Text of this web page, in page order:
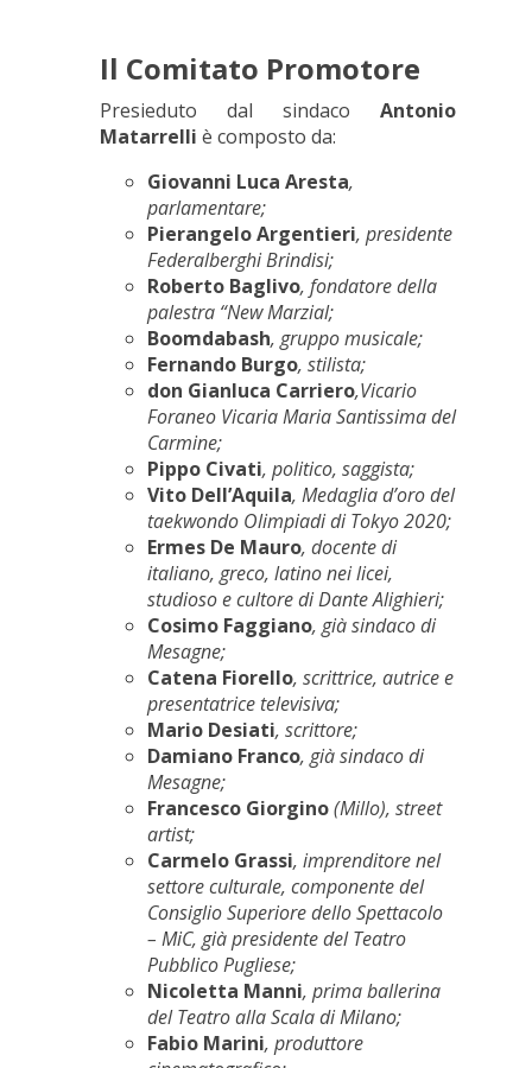
Il Comitato Promotore
Presieduto dal sindaco Antonio
Matarrelli è composto da:
Giovanni Luca Aresta,
parlamentare;
Pierangelo Argentieri, presidente
Federalberghi Brindisi;
Roberto Baglivo, fondatore della
palestra “New Marzial;
Boomdabash, gruppo musicale;
Fernando Burgo, stilista;
don Gianluca Carriero,Vicario
Foraneo Vicaria Maria Santissima del
Carmine;
Pippo Civati, politico, saggista;
Vito Dell’Aquila, Medaglia d’oro del
taekwondo Olimpiadi di Tokyo 2020;
Ermes De Mauro, docente di
italiano, greco, latino nei licei,
studioso e cultore di Dante Alighieri;
Cosimo Faggiano, già sindaco di
Mesagne;
Catena Fiorello, scrittrice, autrice e
presentatrice televisiva;
Mario Desiati, scrittore;
Damiano Franco, già sindaco di
Mesagne;
Francesco Giorgino(Millo), street
artist;
Carmelo Grassi, imprenditore nel
settore culturale, componente del
Consiglio Superiore dello Spettacolo
– MiC, già presidente del Teatro
Pubblico Pugliese;
Nicoletta Manni, prima ballerina
del Teatro alla Scala di Milano;
Fabio Marini, produttore